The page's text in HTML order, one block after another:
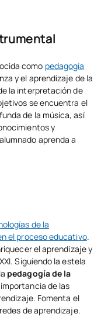
como pedagogía
y el aprendizaje de la
la interpretación de
se encuentra el
de la música, así
y
aprenda a
de la
el proceso educativo.
el aprendizaje y
Siguiendo la estela
pedagogía de la
de las
Fomenta el
de aprendizaje.